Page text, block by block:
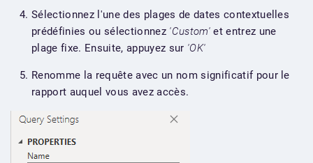
Sélectionnez l'une des plages de dates contextuelles
prédéfinies ou sélectionnez 'Custom'et entrez une
plage fixe. Ensuite, appuyez sur 'OK'
Renomme la requête avec un nom significatif pour le
rapport auquel vous avez accès.